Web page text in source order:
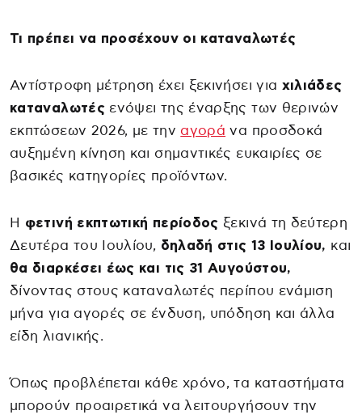
Τι πρέπει να προσέχουν οι καταναλωτές
Αντίστροφη μέτρηση έχει ξεκινήσει για χιλιάδες
καταναλωτέςενόψει της έναρξης των θερινών
εκπτώσεων 2026, με την αγορά να προσδοκά
αυξημένη κίνηση και σημαντικές ευκαιρίες σε
βασικές κατηγορίες προϊόντων.
Η φετινή εκπτωτική περίοδος ξεκινά τη δεύτερη
Δευτέρα του Ιουλίου, δηλαδή στις 13 Ιουλίου, και
θα διαρκέσει έως και τις 31 Αυγούστου,
δίνοντας στους καταναλωτές περίπου ενάμιση
μήνα για αγορές σε ένδυση, υπόδηση και άλλα
είδη λιανικής.
Όπως προβλέπεται κάθε χρόνο, τα καταστήματα
μπορούν προαιρετικά να λειτουργήσουν την